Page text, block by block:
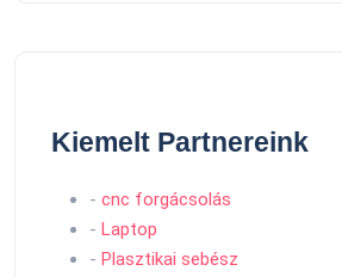
Kiemelt Partnereink
- cnc forgácsolás
- Laptop
- Plasztikai sebész